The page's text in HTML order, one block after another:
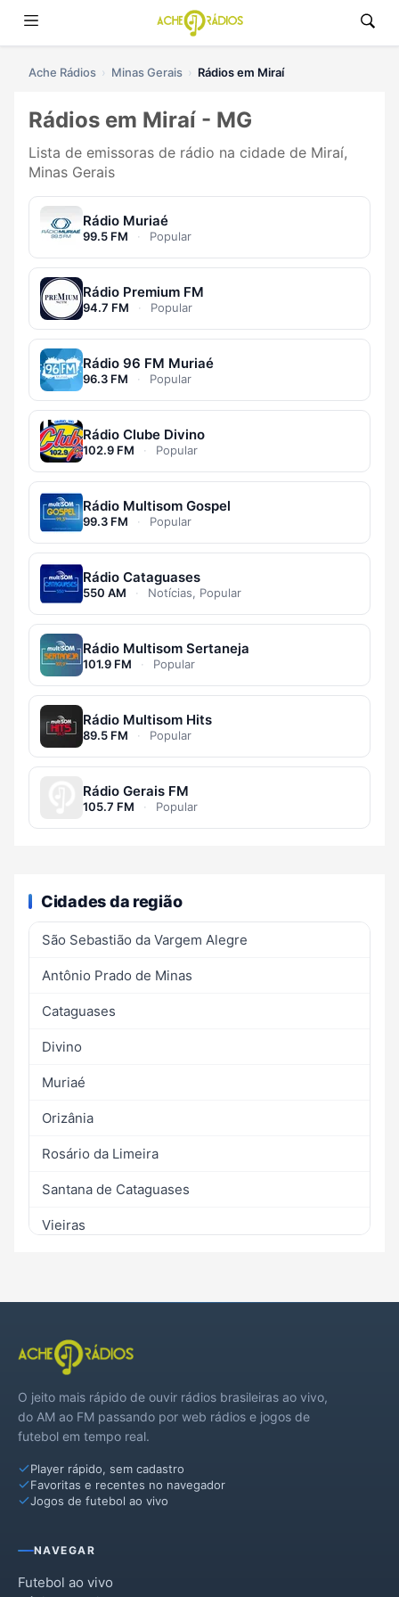
Ache Rádios Minas Gerais Rádios em Miraí
Rádios em Miraí - MG
Lista de emissoras de rádio na cidade de Miraí,
Minas Gerais
Rádio Muriaé
99.5 FM · Popular
Rádio Premium FM
94.7 FM · Popular
Rádio 96 FM Muriaé
96.3 FM · Popular
Rádio Clube Divino
102.9 FM · Popular
Rádio Multisom Gospel
99.3 FM · Popular
Rádio Cataguases
550 AM · Notícias, Popular
Rádio Multisom Sertaneja
101.9 FM · Popular
Rádio Multisom Hits
89.5 FM · Popular
Rádio Gerais FM
105.7 FM · Popular
Cidades da região
São Sebastião da Vargem Alegre
Antônio Prado de Minas
Cataguases
Divino
Muriaé
Orizânia
Rosário da Limeira
Santana de Cataguases
Vieiras
O jeito mais rápido de ouvir rádios brasileiras ao vivo,
do AM ao FM passando por web rádios e jogos de
futebol em tempo real.
Player rápido, sem cadastro
Favoritas e recentes no navegador
Jogos de futebol ao vivo
NAVEGAR
Futebol ao vivo